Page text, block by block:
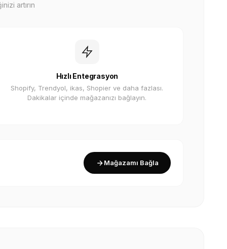
artırın
Hızlı Entegrasyon
Shopify, Trendyol, ikas, Shopier ve daha fazlası.
Dakikalar içinde mağazanızı bağlayın.
Mağazamı Bağla